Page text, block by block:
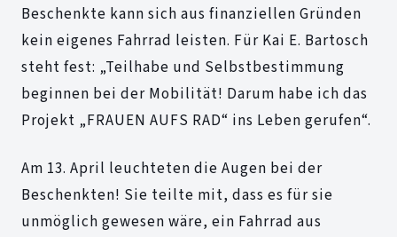
Beschenkte kann sich aus finanziellen Gründen
kein eigenes Fahrrad leisten. Für Kai E. Bartosch
steht fest: „Teilhabe und Selbstbestimmung
beginnen bei der Mobilität! Darum habe ich das
Projekt „FRAUEN AUFS RAD“ ins Leben gerufen“.
Am 13. April leuchteten die Augen bei der
Beschenkten! Sie teilte mit, dass es für sie
unmöglich gewesen wäre, ein Fahrrad aus